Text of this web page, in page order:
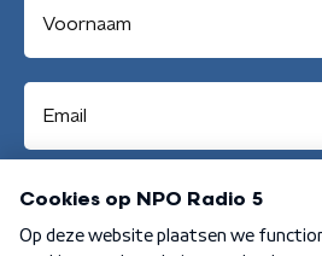
Aanmelden